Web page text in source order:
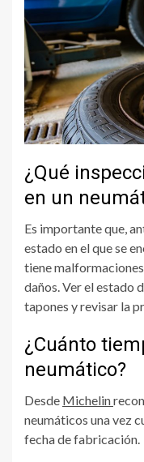
¿Qué
en un
Es importante que,
estado en el que se
tiene
daños. Ver el estado
tapones y revisar la
¿Cuánto
neumático?
Desde Michelin
neumáticos una vez
fecha de fabricación.